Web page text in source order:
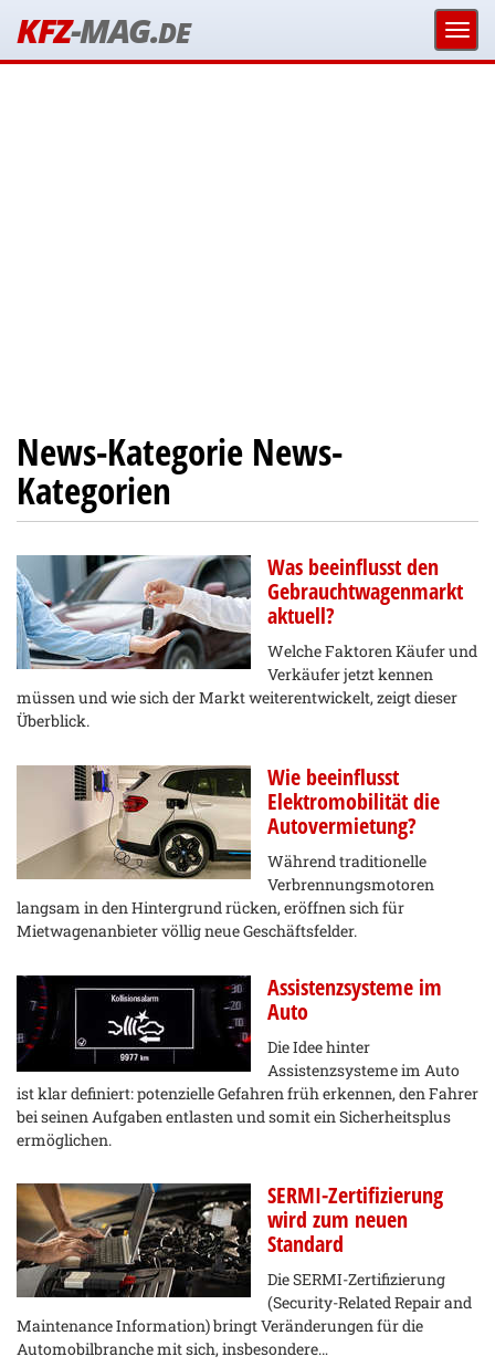
KFZ-MAG.DE
News-Kategorie News-
Kategorien
Was beeinflusst den
Gebrauchtwagenmarkt
aktuell?
Welche Faktoren Käufer und
Verkäufer jetzt kennen
müssen und wie sich der Markt weiterentwickelt, zeigt dieser
Überblick.
Wie beeinflusst
Elektromobilität die
Autovermietung?
Während traditionelle
Verbrennungsmotoren
langsam in den Hintergrund rücken, eröffnen sich für
Mietwagenanbieter völlig neue Geschäftsfelder.
Assistenzsysteme im
Auto
Die Idee hinter
Assistenzsysteme im Auto
ist klar definiert: potenzielle Gefahren früh erkennen, den Fahrer
bei seinen Aufgaben entlasten und somit ein Sicherheitsplus
ermöglichen.
SERMI-Zertifizierung
wird zum neuen
Standard
Die SERMI-Zertifizierung
(Security-Related Repair and
Maintenance Information) bringt Veränderungen für die
Automobilbranche mit sich, insbesondere…